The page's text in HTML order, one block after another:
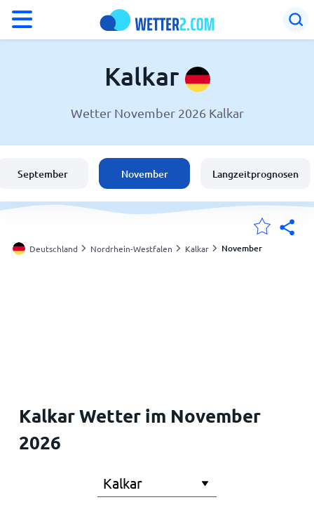
Wetter in Kalkar
Schweiz
Österreich
Kalkar
Wetter November 2026 Kalkar
September November Langzeitprognosen
Deutschland Nordrhein-Westfalen Kalkar November
Kalkar Wetter im November
2026